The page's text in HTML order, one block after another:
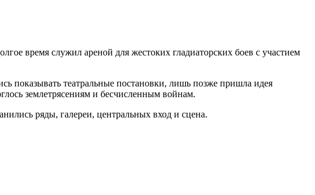
время служил ареной для жестоких гладиаторских боев с участием
показывать театральные постановки, лишь позже пришла идея
землетрясениям и бесчисленным войнам.
ряды, галереи, центральных вход и сцена.